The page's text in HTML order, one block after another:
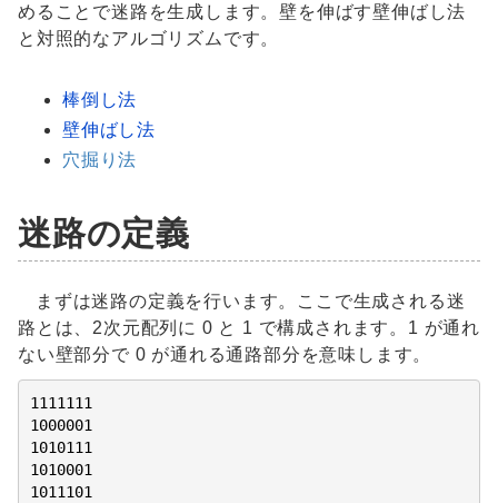
めることで迷路を生成します。壁を伸ばす壁伸ばし法
と対照的なアルゴリズムです。
棒倒し法
壁伸ばし法
穴掘り法
迷路の定義
まずは迷路の定義を行います。ここで生成される迷
路とは、2次元配列に 0 と 1 で構成されます。1 が通れ
ない壁部分で 0 が通れる通路部分を意味します。
1111111
1000001
1010111
1010001
1011101